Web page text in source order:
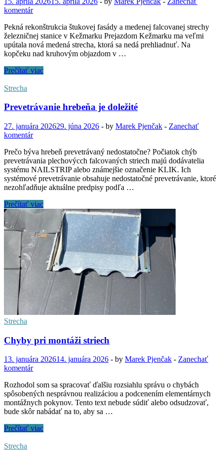
komentár
Pekná rekonštrukcia štukovej fasády a medenej falcovanej strechy
železničnej stanice v Kežmarku Prejazdom Kežmarku ma veľmi
upútala nová medená strecha, ktorá sa nedá prehliadnuť. Na
kopčeku nad kruhovým objazdom v …
Pekná
štukovej
a
falcovanej
strechy
želeničnej
stanice
v
Kežmarku
Prečítať viac
Strecha
Prevetrávanie hrebeňa je doležité
27. januára 202629. júna 2026 - by Marek Pjenčak - Zanechať
komentár
Prečo býva hrebeň prevetrávaný nedostatočne? Počiatok chýb
prevetrávania plechovýcch falcovaných striech majú dodávatelia
systému NAILSTRIP alebo známejšie označenie KLIK. Ich
systémové prevetrávanie obsahuje nedostatočné prevetrávanie, ktoré
nezohľadňuje aktuálne predpisy podľa …
Prevetrávanie
hrebeňa
je
doležité
Prečítať viac
Strecha
Chyby pri montáži striech
13. januára 202614. januára 2026 - by Marek Pjenčak - Zanechať
komentár
Rozhodol som sa spracovať ďalšiu rozsiahlu správu o chybách
spôsobených nesprávnou realizáciou a podcenením elementárnych
montážnych pokynov. Tento text nebude súdiť alebo odsudzovať,
bude skôr nabádať na to, aby sa …
Chyby
montáži
Prečítať viac
Strecha